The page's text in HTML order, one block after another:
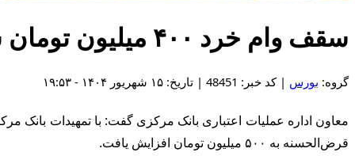
سقف وام خرد ۴۰۰ میلیون تومان شد/تسهیلات قرض‌الحسنه ۵۰۰ میلیون
گروه: بورس | کد خبر: 48451 | تاریخ: ۱۵ شهریور ۱۴۰۴ - ۱۹:۵۳
قرض‌الحسنه به ۵۰۰ میلیون تومان افزایش یافت.